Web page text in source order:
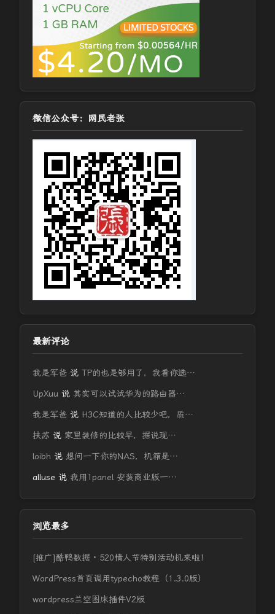
微信公众号：网民老张
最新评论
我是军爸 说 TP的也是够用了，我看你选…
UpXuu 说 其实可以试试华为的路由器…
我是军爸 说 H3C知道的人比较少吧，质…
扶苏 说 家里装修的比较早，据说现…
loibh 说 想问一下你的NAS，机箱是…
alluse 说 我用1panel 安装商业版一…
浏览最多
[推广]酷鸭数据 · 520情人节特别活动机来啦！
WordPress首页调用typecho教程（1.3.0版）
wordpress兰空图床插件V2版